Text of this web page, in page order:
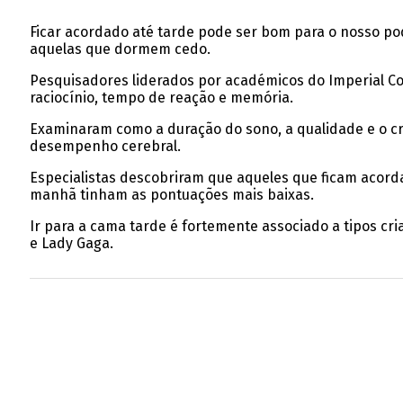
Ficar acordado até tarde pode ser bom para o nosso
aquelas que dormem cedo.
Pesquisadores liderados por académicos do Imperial
raciocínio, tempo de reação e memória.
Examinaram como a duração do sono, a qualidade e
desempenho cerebral.
Especialistas descobriram que aqueles que ficam
manhã tinham as pontuações mais baixas.
Ir para a cama tarde é fortemente associado a tipos
e Lady Gaga.